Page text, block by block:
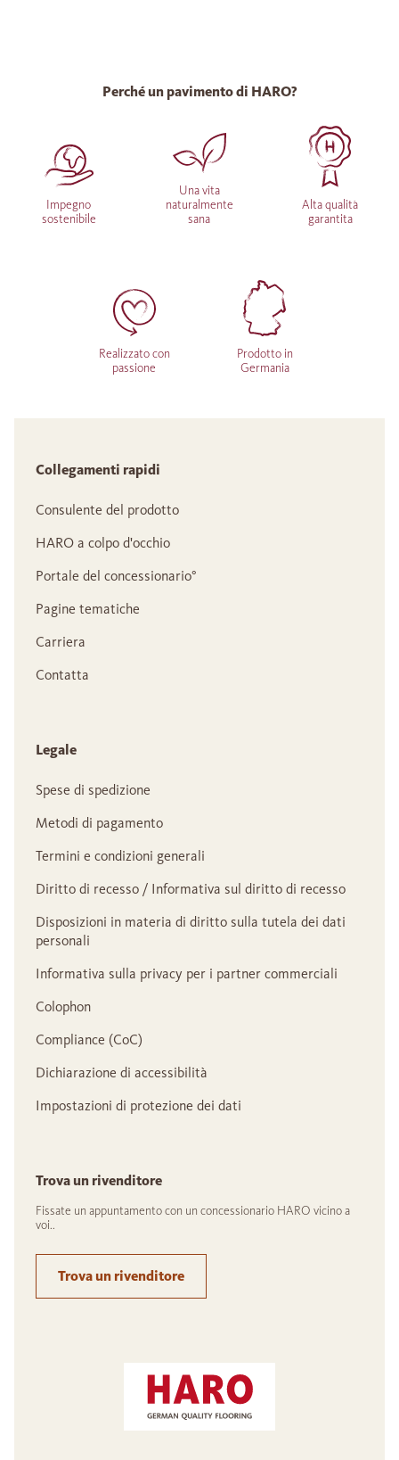
Perché un pavimento di HARO?
Impegno
sostenibile
Una vita
naturalmente
sana
Alta qualità
garantita
Realizzato con
passione
Prodotto in
Germania
Collegamenti rapidi
Consulente del prodotto
HARO a colpo d'occhio
Portale del concessionario°
Pagine tematiche
Carriera
Contatta
Legale
Spese di spedizione
Metodi di pagamento
Termini e condizioni generali
Diritto di recesso / Informativa sul diritto di recesso
Disposizioni in materia di diritto sulla tutela dei dati
personali
Informativa sulla privacy per i partner commerciali
Colophon
Compliance (CoC)
Dichiarazione di accessibilità
Impostazioni di protezione dei dati
Trova un rivenditore
Fissate un appuntamento con un concessionario HARO vicino a
voi..
Trova un rivenditore